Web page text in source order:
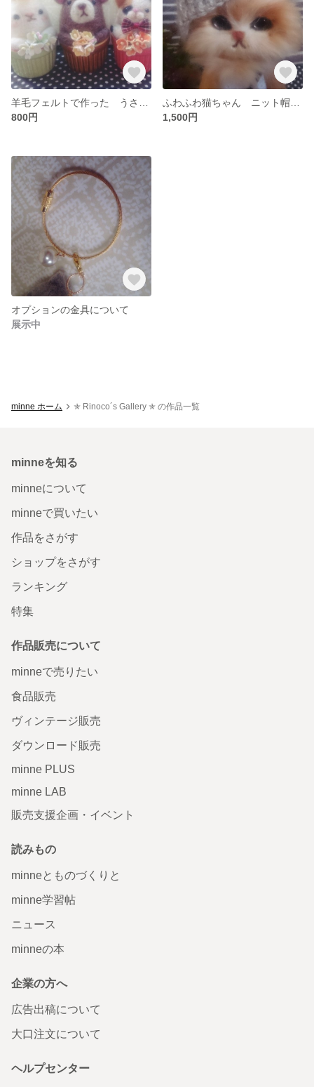
800円
1,500円
オプションの金具について
展示中
minne ホーム ✯ Rinoco´s Gallery ✯ の作品一覧
minneを知る
minneについて
minneで買いたい
作品をさがす
ショップをさがす
ランキング
特集
作品販売について
minneで売りたい
食品販売
ヴィンテージ販売
ダウンロード販売
minne PLUS
minne LAB
販売支援企画・イベント
読みもの
minneとものづくりと
minne学習帖
ニュース
minneの本
企業の方へ
広告出稿について
大口注文について
ヘルプセンター